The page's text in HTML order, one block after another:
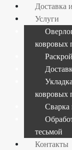
О наличие
телефонам:
+7 (967)
Доставка
Услуги
ковровых
ковровых
Сварка
тесьмой
Контакты